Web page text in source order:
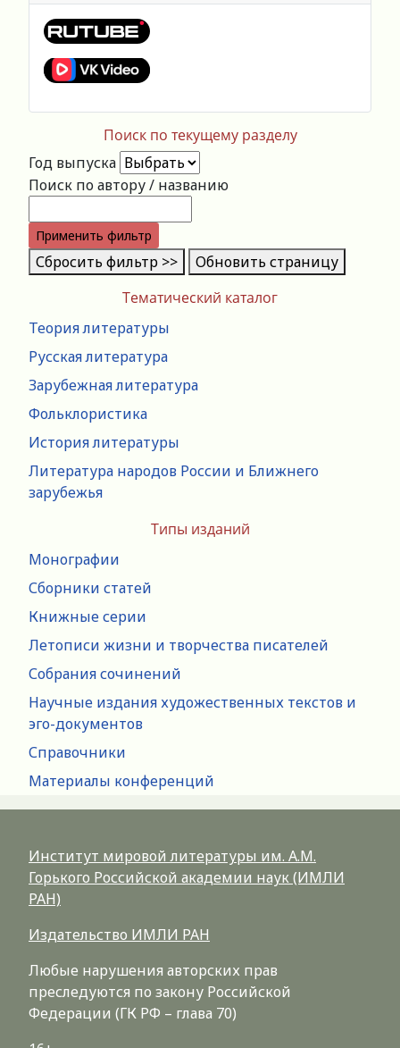
Тематический каталог
Теория литературы
Русская литература
Зарубежная литература
Фольклористика
История литературы
Литература народов России и Ближнего
зарубежья
Типы изданий
Монографии
Сборники статей
Книжные серии
Летописи жизни и творчества писателей
Собрания сочинений
Научные издания художественных текстов и
эго-документов
Справочники
Материалы конференций
Поиск по текущему разделу
Год выпуска
Поиск по автору / названию
Применить фильтр
Сбросить фильтр >> Обновить страницу
Институт мировой литературы им. А.М.
Горького Российской академии наук (ИМЛИ
РАН)
Издательство ИМЛИ РАН
Любые нарушения авторских прав
преследуются по закону Российской
Федерации (ГК РФ – глава 70)